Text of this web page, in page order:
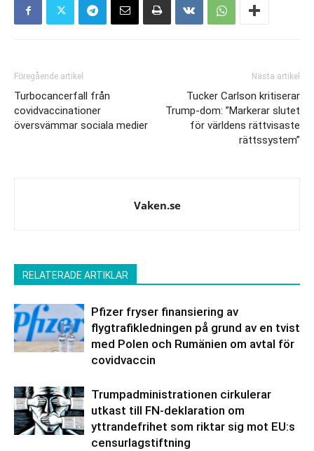
Föregående artikel
Turbocancerfall från
covidvaccinationer
översvämmar sociala medier
Nästa artikel
Tucker Carlson kritiserar
Trump-dom: ”Markerar slutet
för världens rättvisaste
rättssystem”
Vaken.se
RELATERADE ARTIKLAR
Pfizer fryser finansiering av
flygtrafikledningen på grund av en tvist
med Polen och Rumänien om avtal för
covidvaccin
Trumpadministrationen cirkulerar
utkast till FN-deklaration om
yttrandefrihet som riktar sig mot EU:s
censurlagstiftning